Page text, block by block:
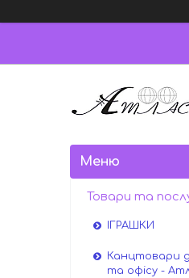
Товари та
ІГРАШКИ
Канцтовари
та офісу -